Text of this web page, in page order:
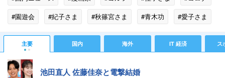
#園遊会
#紀子さま #秋篠宮さま #青木功
#愛子さま
#雅子さま
#宮内庁 #時事ニュース
主要 国内 海外 IT 経済 ス
池田直人 佐藤佳奈と電撃結婚